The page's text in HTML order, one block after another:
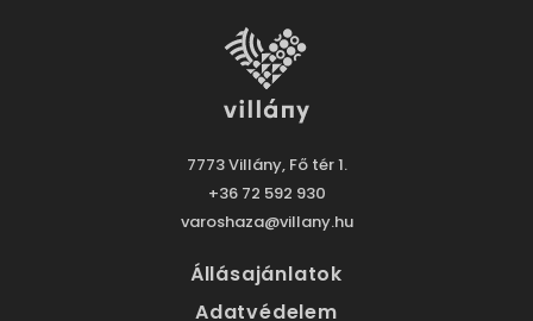
7773 Villány, Fő tér 1.
+36 72 592 930
varoshaza@villany.hu
Állásajánlatok
Adatvédelem